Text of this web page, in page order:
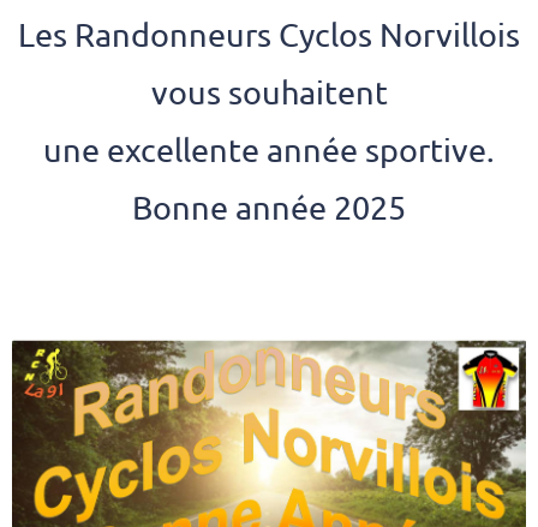
Les Randonneurs Cyclos Norvillois
vous souhaitent
une excellente année sportive.
Bonne année 2025